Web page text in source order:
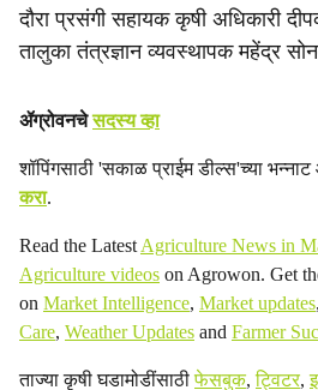
दौरा प्रसंगी सहायक कृषी अधिकारी
तालुका तंत्रज्ञान व्यवस्थापक महेंद्र
ॲग्रोवनचेसदस्य व्हा
शॉपिंगसाठी 'सकाळ प्राईम डील्स'च्या
करा.
Read the Latest Agriculture News in
Agriculture videos on Agrowon. Get
on Market Intelligence, Market updates,
Care, Weather Updates and Farmer
ताज्या कृषी घडामोडींसाठीफेसबुक,ट्विटर,